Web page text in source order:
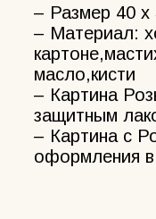
– Размер 40 х
– Материал:
масло,кисти
– Картина
защитным
– Картина с
оформления в